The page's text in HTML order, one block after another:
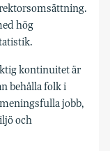
hög
kontinuitet är
behålla folk i
jobb,
och